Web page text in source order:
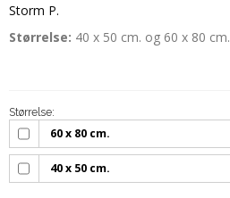
Storm P.
Størrelse: 40 x 50 cm. og 60 x 80 cm.
Størrelse:
60 x 80 cm.
40 x 50 cm.